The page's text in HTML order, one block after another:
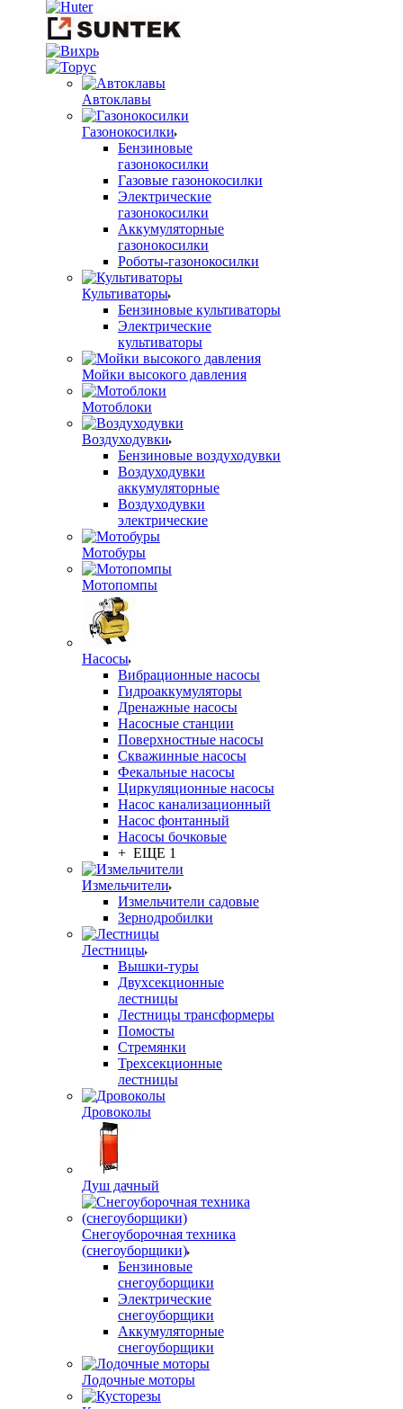
Автоклавы
Газонокосилки
Бензиновые
газонокосилки
Газовые газонокосилки
Электрические
газонокосилки
Аккумуляторные
газонокосилки
Роботы-газонокосилки
Культиваторы
Бензиновые культиваторы
Электрические
культиваторы
Мойки высокого давления
Мотоблоки
Воздуходувки
Бензиновые воздуходувки
Воздуходувки
аккумуляторные
Воздуходувки
электрические
Мотобуры
Мотопомпы
Насосы
Вибрационные насосы
Гидроаккумуляторы
Дренажные насосы
Насосные станции
Поверхностные насосы
Скважинные насосы
Фекальные насосы
Циркуляционные насосы
Насос канализационный
Насос фонтанный
Насосы бочковые
+ ЕЩЕ 1
Измельчители
Измельчители садовые
Зернодробилки
Лестницы
Вышки-туры
Двухсекционные
лестницы
Лестницы трансформеры
Помосты
Стремянки
Трехсекционные
лестницы
Дровоколы
Душ дачный
Снегоуборочная техника
(снегоуборщики)
Бензиновые
снегоуборщики
Электрические
снегоуборщики
Аккумуляторные
снегоуборщики
Лодочные моторы